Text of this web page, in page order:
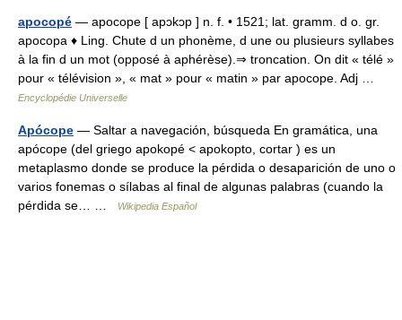
apocopé — apocope [ apɔkɔp ] n. f. • 1521; lat. gramm. d o. gr.
apocopa ♦ Ling. Chute d un phonème, d une ou plusieurs syllabes
à la fin d un mot (opposé à aphérèse).⇒ troncation. On dit « télé »
pour « télévision », « mat » pour « matin » par apocope. Adj …
Encyclopédie Universelle
Apócope — Saltar a navegación, búsqueda En gramática, una
apócope (del griego apokopé < apokopto, cortar ) es un
metaplasmo donde se produce la pérdida o desaparición de uno o
varios fonemas o sílabas al final de algunas palabras (cuando la
pérdida se… …
Wikipedia Español